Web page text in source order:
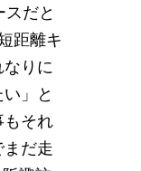
だと
距離キ
りに
」と
それ
だ走